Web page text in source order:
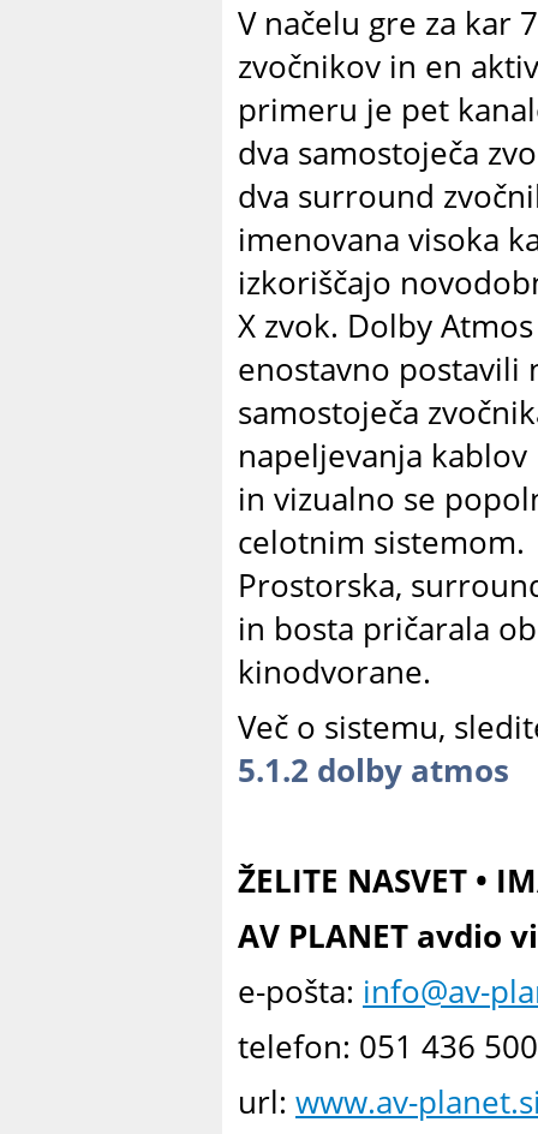
V načelu gre za kar
zvočnikov in en
primeru je pet
dva samostoječa
dva surround
imenovana visoka
izkoriščajo
X zvok. Dolby
enostavno postavili
samostoječa
napeljevanja
in vizualno se
celotnim sistemom.
Prostorska,
in bosta pričarala
kinodvorane.
Več o sistemu,
5.1.2 dolby atmos
ŽELITE NASVET •
AV PLANET avdio
e-pošta: info@av-
telefon: 051 436 500
url: www.av-